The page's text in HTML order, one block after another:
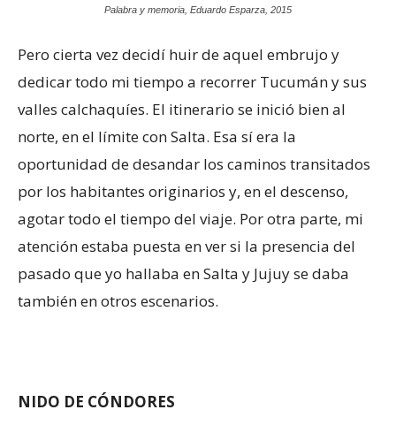
Palabra y memoria, Eduardo Esparza, 2015
Pero cierta vez decidí huir de aquel embrujo y
dedicar todo mi tiempo a recorrer Tucumán y sus
valles calchaquíes. El itinerario se inició bien al
norte, en el límite con Salta. Esa sí era la
oportunidad de desandar los caminos transitados
por los habitantes originarios y, en el descenso,
agotar todo el tiempo del viaje. Por otra parte, mi
atención estaba puesta en ver si la presencia del
pasado que yo hallaba en Salta y Jujuy se daba
también en otros escenarios.
NIDO DE CÓNDORES